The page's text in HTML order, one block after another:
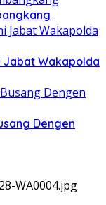
Jabat Wakapolda
Dengen
WA0004.jpg